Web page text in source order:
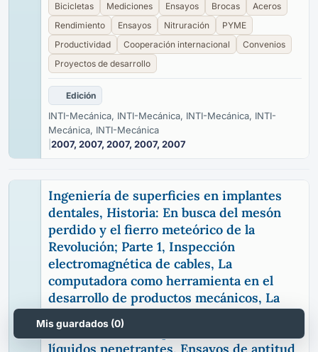
Bicicletas
Mediciones Ensayos Brocas
Aceros
Rendimiento
Ensayos Nitruración
PYME
Productividad
Cooperación internacional
Convenios
Proyectos de desarrollo
Edición
INTI-Mecánica, INTI-Mecánica, INTI-Mecánica, INTI-
Mecánica, INTI-Mecánica
2007, 2007, 2007, 2007, 2007
Ingeniería de superficies en implantes
dentales, Historia: En busca del mesón
perdido y el fierro meteórico de la
Revolución; Parte 1, Inspección
electromagnética de cables, La
computadora como herramienta en el
desarrollo de productos mecánicos, La
tecnología del corte por chorro de agua,
Patrones de Cr-Ni para el control de
Mis guardados (0)